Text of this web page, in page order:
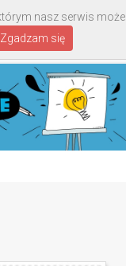
nasz serwis może
Zgadzam się